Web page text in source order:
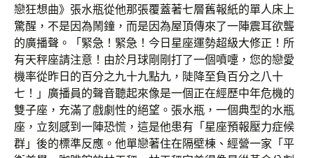
戀狂想曲》張水瓶從他那張覆蓋著七層舊報紙的單人床上
驚醒，不是因為鬧鐘，而是因為屋頂傳來了一陣震耳欲聾
的廣播聲。「緊急！緊急！今日星座運勢超級大修正！所
有天秤座請注意！由於月球剛剛打了一個噴嚏，您的戀愛
機率從昨日的百分之九十九點九，陡降至負百分之八十
七！」廣播員的聲音聽起來像是一個正在經歷中年危機的
雙子座，充滿了戲劇性的絕望。張水瓶，一個典型的水瓶
座，立刻感到一陣恐慌，這是他患有「星座預報壓力症候
群」後的標準反應。他單戀著住在隔壁棟、經營一家「平